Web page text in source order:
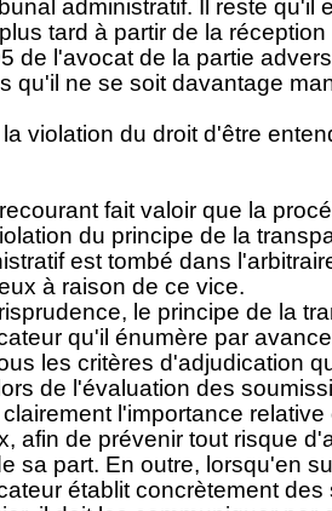
administratif. Il reste qu'il
tard à partir de la
de l'avocat de la partie
qu'il ne se soit davantage
violation du droit d'être
fait valoir que la
du principe de la
est tombé dans
à raison de ce vice.
le principe de la
qu'il énumère par
les critères d'adjudication
de l'évaluation des
l'importance
afin de prévenir tout risque
sa part. En outre, lorsqu'en
établit concrètement des